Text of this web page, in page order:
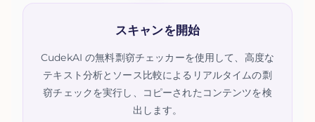
スキャンを開始
CudekAI の無料剽窃チェッカーを使用して、高度な
テキスト分析とソース比較によるリアルタイムの剽
窃チェックを実行し、コピーされたコンテンツを検
出します。